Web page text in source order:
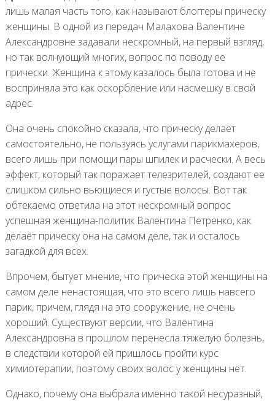
лишь малая часть того, как называют блоггеры прическу
женщины. В одной из передач Малахова Валентине
Александровне задавали нескромный, на первый взгляд,
но так волнующий многих, вопрос по поводу ее
прически. Женщина к этому казалось была готова и не
восприняла это как оскорбление или насмешку в свой
адрес.
Она очень спокойно сказала, что прическу делает
самостоятельно, не пользуясь услугами парикмахеров,
всего лишь при помощи пары шпилек и расчески. А весь
эффект, который так поражает телезрителей, создают ее
слишком сильно вьющиеся и густые волосы. Вот так
обтекаемо ответила на этот нескромный вопрос
успешная женщина-политик Валентина Петренко, как
делает прическу она на самом деле, так и осталось
загадкой для всех.
Впрочем, бытует мнение, что прическа этой женщины на
самом деле ненастоящая, что это всего лишь навсего
парик, причем, глядя на это сооружение, не очень
хороший. Существуют версии, что Валентина
Александровна в прошлом перенесла тяжелую болезнь,
в следствии которой ей пришлось пройти курс
химиотерапии, поэтому своих волос у женщины нет.
Однако, почему она выбрала именно такой несуразный,